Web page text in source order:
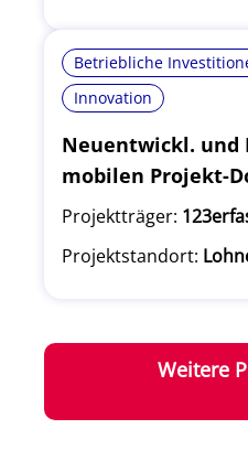
Betriebliche
Innovation
Neuentwickl. und
mobilen Projekt-
Projektträger:
Projektstandort:
Weitere